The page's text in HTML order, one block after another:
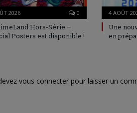
2026 0
Hors-Série –
Posters est disponible !
4 AOÛT
Une
en
vous connecter pour laisser un